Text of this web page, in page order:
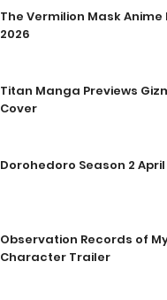
The Vermilion Mask Anime
2026
Titan Manga Previews
Cover
Dorohedoro Season 2
Observation Records of
Character Trailer